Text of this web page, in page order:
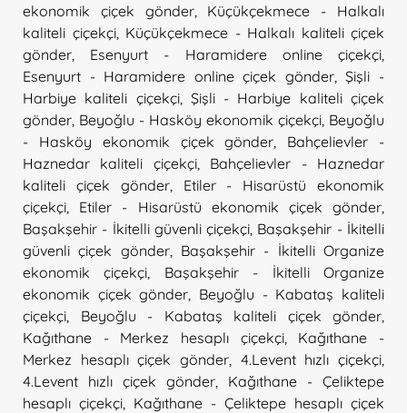
ekonomik çiçek gönder, Küçükçekmece - Halkalı
kaliteli çiçekçi, Küçükçekmece - Halkalı kaliteli çiçek
gönder
Esenyurt - Haramidere online çiçekçi
Esenyurt - Haramidere online çiçek gönder,Şişli -
Harbiye kaliteli çiçekçi, Şişli - Harbiye kaliteli çiçek
gönder Beyoğlu - Hasköy ekonomik çiçekçi Beyoğlu
- Hasköy ekonomik çiçek gönder
Bahçelievler -
Haznedar kaliteli çiçekçi, Bahçelievler - Haznedar
kaliteli çiçek gönder, Etiler - Hisarüstü ekonomik
çiçekçi
Etiler - Hisarüstü ekonomik çiçek gönder
Başakşehir - İkitelli güvenli çiçekçi Başakşehir - İkitelli
güvenli çiçek gönder, Başakşehir - İkitelli Organize
ekonomik çiçekçi
Başakşehir - İkitelli Organize
ekonomik çiçek gönder
Beyoğlu - Kabataş kaliteli
çiçekçi
Beyoğlu - Kabataş kaliteli çiçek gönder
Kağıthane - Merkez hesaplı çiçekçi, Kağıthane -
Merkez hesaplı çiçek gönder
4.Levent hızlı çiçekçi
4.Levent hızlı çiçek gönder
Kağıthane - Çeliktepe
hesaplı çiçekçi
Kağıthane - Çeliktepe hesaplı çiçek